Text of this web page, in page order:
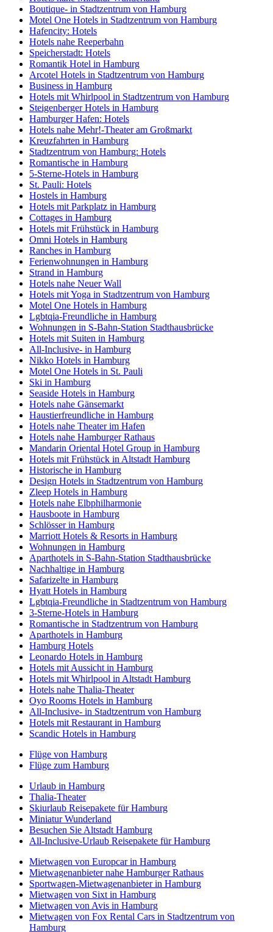
Boutique- in Stadtzentrum von Hamburg
Motel One Hotels in Stadtzentrum von Hamburg
Hafencity: Hotels
Hotels nahe Reeperbahn
Speicherstadt: Hotels
Romantik Hotel in Hamburg
Arcotel Hotels in Stadtzentrum von Hamburg
Business in Hamburg
Hotels mit Whirlpool in Stadtzentrum von Hamburg
Steigenberger Hotels in Hamburg
Hamburger Hafen: Hotels
Hotels nahe Mehr!-Theater am Großmarkt
Kreuzfahrten in Hamburg
Stadtzentrum von Hamburg: Hotels
Romantische in Hamburg
5-Sterne-Hotels in Hamburg
St. Pauli: Hotels
Hostels in Hamburg
Hotels mit Parkplatz in Hamburg
Cottages in Hamburg
Hotels mit Frühstück in Hamburg
Omni Hotels in Hamburg
Ranches in Hamburg
Ferienwohnungen in Hamburg
Strand in Hamburg
Hotels nahe Neuer Wall
Hotels mit Yoga in Stadtzentrum von Hamburg
Motel One Hotels in Hamburg
Lgbtqia-Freundliche in Hamburg
Wohnungen in S-Bahn-Station Stadthausbrücke
Hotels mit Suiten in Hamburg
All-Inclusive- in Hamburg
Nikko Hotels in Hamburg
Motel One Hotels in St. Pauli
Ski in Hamburg
Seaside Hotels in Hamburg
Hotels nahe Gänsemarkt
Haustierfreundliche in Hamburg
Hotels nahe Theater im Hafen
Hotels nahe Hamburger Rathaus
Mandarin Oriental Hotel Group in Hamburg
Hotels mit Frühstück in Altstadt Hamburg
Historische in Hamburg
Design Hotels in Stadtzentrum von Hamburg
Zleep Hotels in Hamburg
Hotels nahe Elbphilharmonie
Hausboote in Hamburg
Schlösser in Hamburg
Marriott Hotels & Resorts in Hamburg
Wohnungen in Hamburg
Aparthotels in S-Bahn-Station Stadthausbrücke
Nachhaltige in Hamburg
Safarizelte in Hamburg
Hyatt Hotels in Hamburg
Lgbtqia-Freundliche in Stadtzentrum von Hamburg
3-Sterne-Hotels in Hamburg
Romantische in Stadtzentrum von Hamburg
Aparthotels in Hamburg
Hamburg Hotels
Leonardo Hotels in Hamburg
Hotels mit Aussicht in Hamburg
Hotels mit Whirlpool in Altstadt Hamburg
Hotels nahe Thalia-Theater
Oyo Rooms Hotels in Hamburg
All-Inclusive- in Stadtzentrum von Hamburg
Hotels mit Restaurant in Hamburg
Scandic Hotels in Hamburg
Flüge von Hamburg
Flüge zum Hamburg
Urlaub in Hamburg
Thalia-Theater
Skiurlaub Reisepakete für Hamburg
Miniatur Wunderland
Besuchen Sie Altstadt Hamburg
All-Inclusive-Urlaub Reisepakete für Hamburg
Mietwagen von Europcar in Hamburg
Mietwagenanbieter nahe Hamburger Rathaus
Sportwagen-Mietwagenanbieter in Hamburg
Mietwagen von Sixt in Hamburg
Mietwagen von Avis in Hamburg
Mietwagen von Fox Rental Cars in Stadtzentrum von
Hamburg